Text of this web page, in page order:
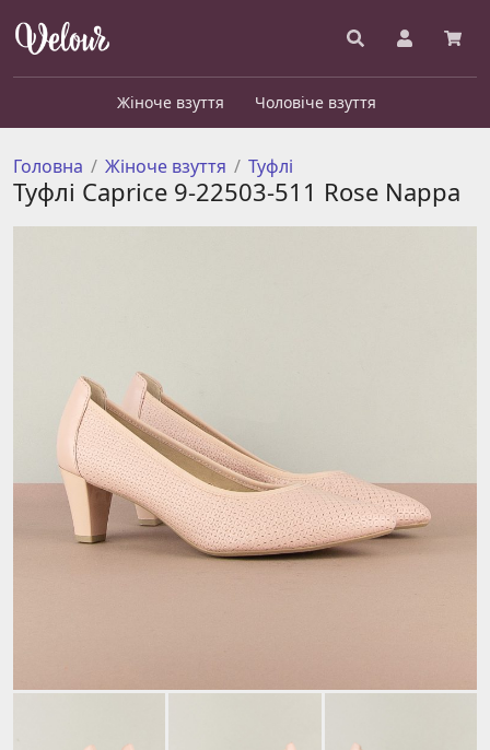
Жіноче взуття Чоловіче взуття
Головна Жіноче взуття Туфлі
Туфлі Caprice 9-22503-511 Rose Nappa